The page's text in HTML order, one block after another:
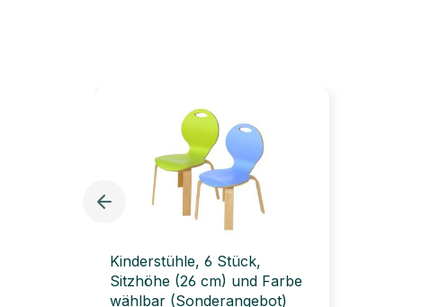
Kinderstühle, 6 Stück,
Sitzhöhe (26 cm) und Farbe
wählbar (Sonderangebot)